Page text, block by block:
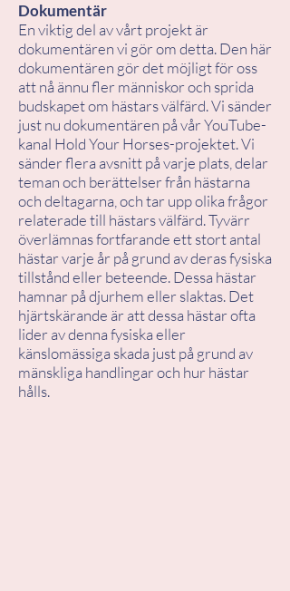
Dokumentär
En viktig del av vårt projekt är
dokumentären vi gör om detta. Den här
dokumentären gör det möjligt för oss
att nå ännu fler människor och sprida
budskapet om hästars välfärd. Vi sänder
just nu dokumentären på vår YouTube-
kanal Hold Your Horses-projektet. Vi
sänder flera avsnitt på varje plats, delar
teman och berättelser från hästarna
och deltagarna, och tar upp olika frågor
relaterade till hästars välfärd. Tyvärr
överlämnas fortfarande ett stort antal
hästar varje år på grund av deras fysiska
tillstånd eller beteende. Dessa hästar
hamnar på djurhem eller slaktas. Det
hjärtskärande är att dessa hästar ofta
lider av denna fysiska eller
känslomässiga skada just på grund av
mänskliga handlingar och hur hästar
hålls.